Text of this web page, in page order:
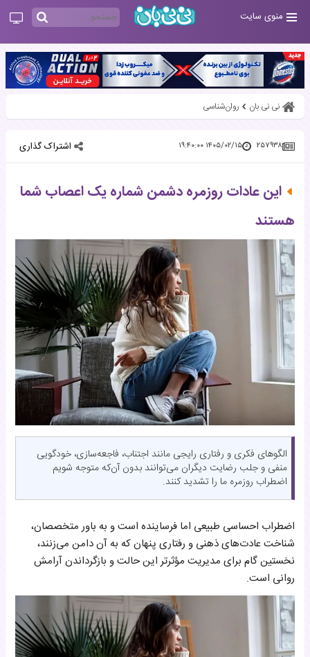
منوی سایت
نی نی بان روان‌شناسی
۲۵۷۹۳۸ ۱۴۰۵/۰۲/۱۵ ۱۹:۴۰:۰۰ اشتراک گذاری
این عادات روزمره دشمن شماره یک اعصاب شما
هستند
الگوهای فکری و رفتاری رایجی مانند اجتناب، فاجعه‌سازی، خودگویی
منفی و جلب رضایت دیگران می‌توانند بدون آن‌که متوجه شویم
اضطراب روزمره ما را تشدید کنند.
اضطراب احساسی طبیعی اما فرساینده است و به باور متخصصان،
شناخت عادت‌های ذهنی و رفتاری پنهان که به آن دامن می‌زنند،
نخستین گام برای مدیریت مؤثرتر این حالت و بازگرداندن آرامش
روانی است.